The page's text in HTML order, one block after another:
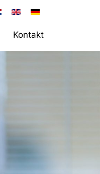
Kontakt